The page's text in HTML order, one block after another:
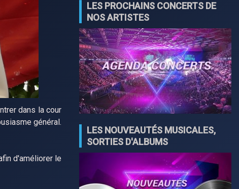
dans la cour
général.
d'améliorer le
LES PROCHAINS CONCERTS DE
NOS ARTISTES
LES NOUVEAUTÉS MUSICALES,
SORTIES D'ALBUMS